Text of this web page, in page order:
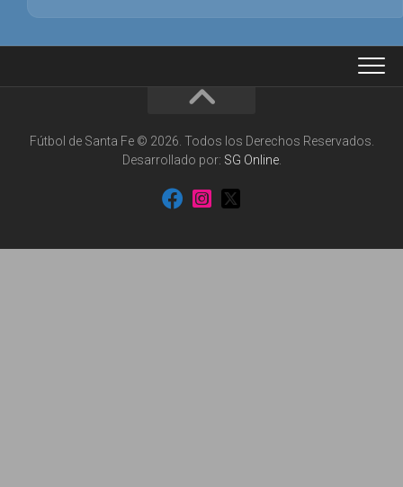
Fútbol de Santa Fe © 2026. Todos los Derechos Reservados.
Desarrollado por: SG Online.